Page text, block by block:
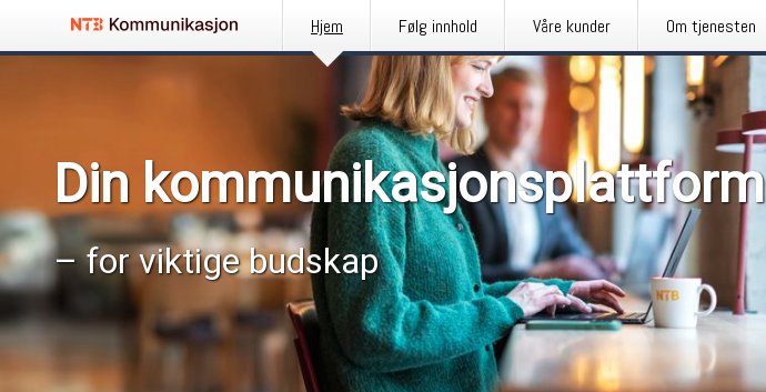
Hjem Følg innhold Våre kunder Om tjenesten
Din kommunikasjonsplattform
– for viktige budskap